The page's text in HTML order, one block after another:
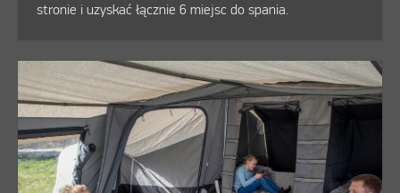
stronie i uzyskać łącznie 6 miejsc do spania.